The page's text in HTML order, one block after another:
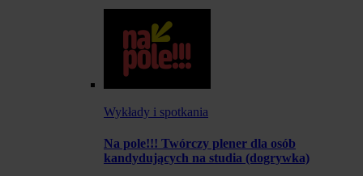
Wykłady i spotkania
Na pole!!! Twórczy plener dla osób
kandydujących na studia (dogrywka)